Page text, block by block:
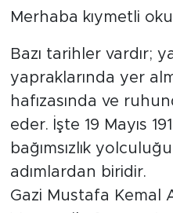
Merhaba kıymetli
Bazı tarihler vardır;
yapraklarında yer
hafızasında ve
eder. İşte 19 Mayıs
bağımsızlık
adımlardan biridir.
Gazi Mustafa Kemal